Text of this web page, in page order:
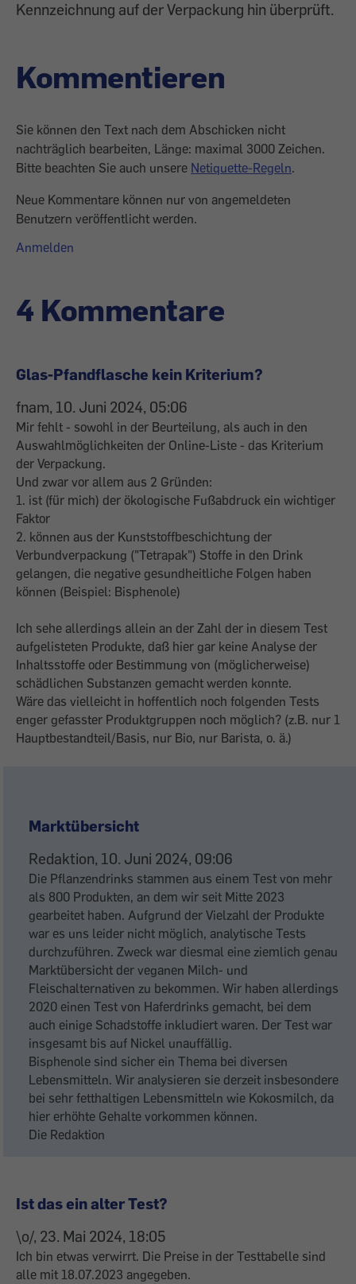
Kennzeichnung auf der Verpackung hin überprüft.
Kommentieren
Sie können den Text nach dem Abschicken nicht
nachträglich bearbeiten, Länge: maximal 3000 Zeichen.
Bitte beachten Sie auch unsere Netiquette-Regeln.
Neue Kommentare können nur von angemeldeten
Benutzern veröffentlicht werden.
Anmelden
4 Kommentare
Glas-Pfandflasche kein Kriterium?
fnam, 10. Juni 2024, 05:06
Mir fehlt - sowohl in der Beurteilung, als auch in den
Auswahlmöglichkeiten der Online-Liste - das Kriterium
der Verpackung.
Und zwar vor allem aus 2 Gründen:
1. ist (für mich) der ökologische Fußabdruck ein wichtiger
Faktor
2. können aus der Kunststoffbeschichtung der
Verbundverpackung ("Tetrapak") Stoffe in den Drink
gelangen, die negative gesundheitliche Folgen haben
können (Beispiel: Bisphenole)
Ich sehe allerdings allein an der Zahl der in diesem Test
aufgelisteten Produkte, daß hier gar keine Analyse der
Inhaltsstoffe oder Bestimmung von (möglicherweise)
schädlichen Substanzen gemacht werden konnte.
Wäre das vielleicht in hoffentlich noch folgenden Tests
enger gefasster Produktgruppen noch möglich? (z.B. nur 1
Hauptbestandteil/Basis, nur Bio, nur Barista, o. ä.)
Glas-
Pfandflasche
kein
Kriterium?
von
fnam
Marktübersicht
Redaktion, 10. Juni 2024, 09:06
Die Pflanzendrinks stammen aus einem Test von mehr
als 800 Produkten, an dem wir seit Mitte 2023
gearbeitet haben. Aufgrund der Vielzahl der Produkte
war es uns leider nicht möglich, analytische Tests
durchzuführen. Zweck war diesmal eine ziemlich genau
Marktübersicht der veganen Milch- und
Fleischalternativen zu bekommen. Wir haben allerdings
2020 einen Test von Haferdrinks gemacht, bei dem
auch einige Schadstoffe inkludiert waren. Der Test war
insgesamt bis auf Nickel unauffällig.
Bisphenole sind sicher ein Thema bei diversen
Lebensmitteln. Wir analysieren sie derzeit insbesondere
bei sehr fetthaltigen Lebensmitteln wie Kokosmilch, da
hier erhöhte Gehalte vorkommen können.
Die Redaktion
Ist das ein alter Test?
\o/, 23. Mai 2024, 18:05
Ich bin etwas verwirrt. Die Preise in der Testtabelle sind
alle mit 18.07.2023 angegeben.